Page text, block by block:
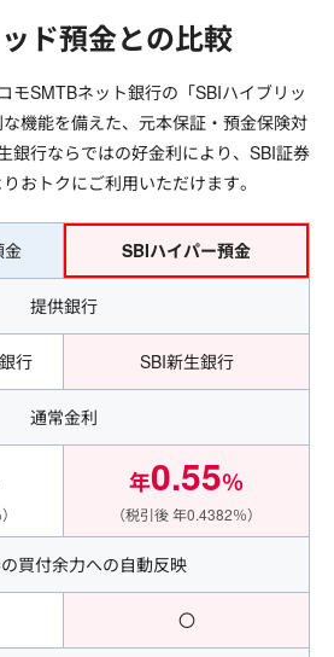
ド預金との比較
モSMTBネット銀行の「SBIハイブリッ
機能を備えた、元本保証・預金保険対
銀行ならではの好金利により、SBI証券
おトクにご利用いただけます。
金 SBIハイパー預金
提供銀行
行 SBI新生銀行
通常金利
年0.55％
（税引後 年0.4382％）
買付余力への自動反映
〇